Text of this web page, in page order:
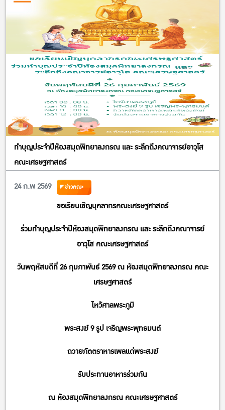
ทำบุญประจำปีห้องสมุดพิทยาลงกรณ และ ระลึกถึงคณาจารย์อาวุโส
คณะเศรษฐศาสตร์
24 ก.พ 2569
ข่าวคณะ
ขอเรียนเชิญบุคลากรคณะเศรษฐศาสตร์
ร่วมทำบุญประจำปีห้องสมุดพิทยาลงกรณ และ ระลึกถึงคณาจารย์
อาวุโส คณะเศรษฐศาสตร์
วันพฤหัสบดีที่ 26 กุมภาพันธ์ 2569 ณ ห้องสมุดพิทยาลงกรณ คณะ
เศรษฐศาสตร์
ไหว้ศาลพระภูมิ
พระสงฆ์ 9 รูป เจริญพระพุทธมนต์
ถวายภัตตราหารเพลแด่พระสงฆ์
รับประทานอาหารร่วมกัน
ณ ห้องสมุดพิทยาลงกรณ คณะเศรษฐศาสตร์